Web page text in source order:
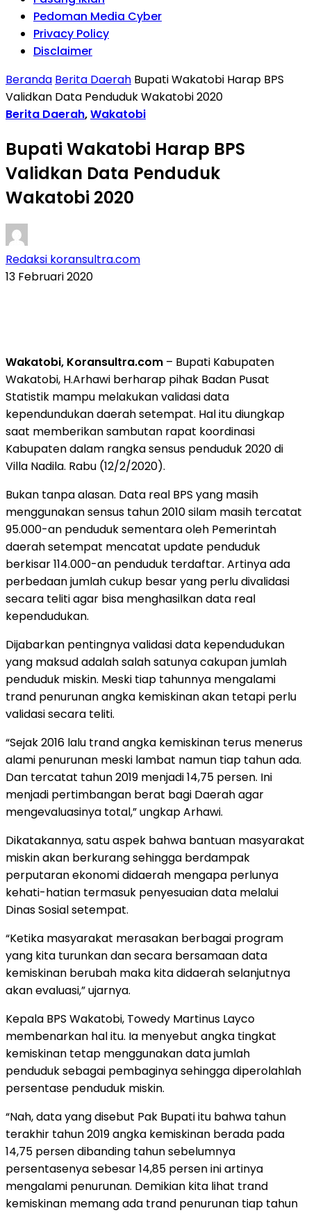
Pedoman Media Cyber
Privacy Policy
Disclaimer
Beranda Berita Daerah Bupati Wakatobi Harap BPS
Validkan Data Penduduk Wakatobi 2020
Berita Daerah,Wakatobi
Bupati Wakatobi Harap BPS
Validkan Data Penduduk
Wakatobi 2020
Redaksi koransultra.com
13 Februari 2020
Wakatobi, Koransultra.com – Bupati Kabupaten
Wakatobi, H.Arhawi berharap pihak Badan Pusat
Statistik mampu melakukan validasi data
kependundukan daerah setempat. Hal itu diungkap
saat memberikan sambutan rapat koordinasi
Kabupaten dalam rangka sensus penduduk 2020 di
Villa Nadila. Rabu (12/2/2020).
Bukan tanpa alasan. Data real BPS yang masih
menggunakan sensus tahun 2010 silam masih tercatat
95.000-an penduduk sementara oleh Pemerintah
daerah setempat mencatat update penduduk
berkisar 114.000-an penduduk terdaftar. Artinya ada
perbedaan jumlah cukup besar yang perlu divalidasi
secara teliti agar bisa menghasilkan data real
kependudukan.
Dijabarkan pentingnya validasi data kependudukan
yang maksud adalah salah satunya cakupan jumlah
penduduk miskin. Meski tiap tahunnya mengalami
trand penurunan angka kemiskinan akan tetapi perlu
validasi secara teliti.
“Sejak 2016 lalu trand angka kemiskinan terus menerus
alami penurunan meski lambat namun tiap tahun ada.
Dan tercatat tahun 2019 menjadi 14,75 persen. Ini
menjadi pertimbangan berat bagi Daerah agar
mengevaluasinya total,” ungkap Arhawi.
Dikatakannya, satu aspek bahwa bantuan masyarakat
miskin akan berkurang sehingga berdampak
perputaran ekonomi didaerah mengapa perlunya
kehati-hatian termasuk penyesuaian data melalui
Dinas Sosial setempat.
“Ketika masyarakat merasakan berbagai program
yang kita turunkan dan secara bersamaan data
kemiskinan berubah maka kita didaerah selanjutnya
akan evaluasi,” ujarnya.
Kepala BPS Wakatobi, Towedy Martinus Layco
membenarkan hal itu. Ia menyebut angka tingkat
kemiskinan tetap menggunakan data jumlah
penduduk sebagai pembaginya sehingga diperolahlah
persentase penduduk miskin.
“Nah, data yang disebut Pak Bupati itu bahwa tahun
terakhir tahun 2019 angka kemiskinan berada pada
14,75 persen dibanding tahun sebelumnya
persentasenya sebesar 14,85 persen ini artinya
mengalami penurunan. Demikian kita lihat trand
kemiskinan memang ada trand penurunan tiap tahun